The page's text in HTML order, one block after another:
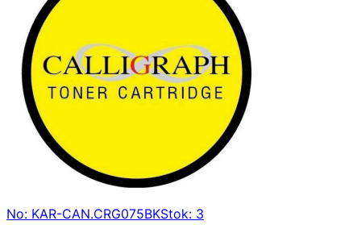
No: KAR-CAN.CRG075BKStok: 3